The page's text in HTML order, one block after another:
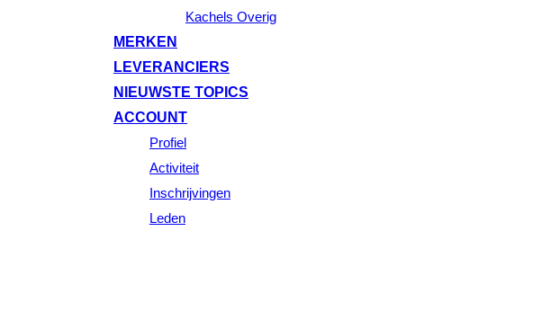
Kachels Overig
MERKEN
LEVERANCIERS
NIEUWSTE TOPICS
ACCOUNT
Profiel
Activiteit
Inschrijvingen
Leden